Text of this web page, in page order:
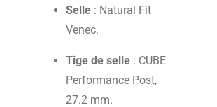
Selle : Natural Fit
Venec.
Tige de selle : CUBE
Performance Post,
27.2 mm.